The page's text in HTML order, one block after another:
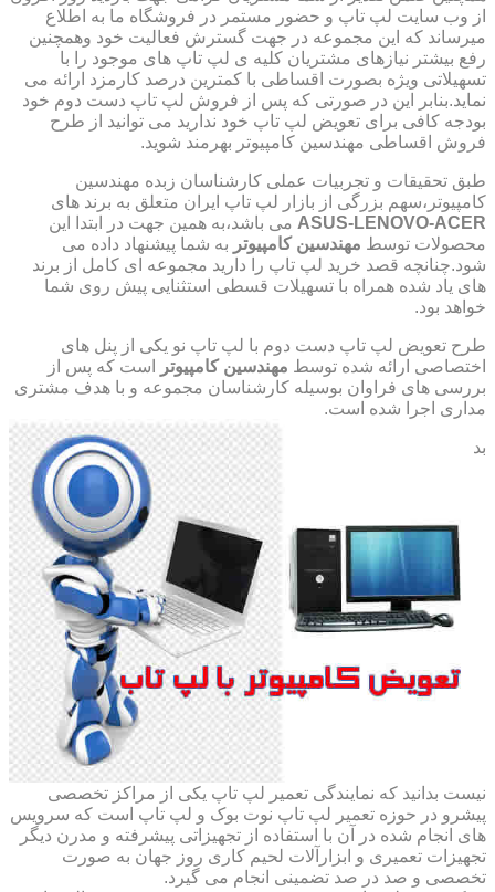
از وب سایت لپ تاپ و حضور مستمر در فروشگاه ما به اطلاع
میرساند که این مجموعه در جهت گسترش فعالیت خود وهمچنین
رفع بیشتر نیازهای مشتریان کلیه ی لپ تاپ های موجود را با
تسهیلاتی ویژه بصورت اقساطی با کمترین درصد کارمزد ارائه می
نماید.بنابر این در صورتی که پس از فروش لپ تاپ دست دوم خود
بودجه کافی برای تعویض لپ تاپ خود ندارید می توانید از طرح
فروش اقساطی مهندسین کامپیوتر بهرمند شوید.
طبق تحقیقات و تجربیات عملی کارشناسان زبده مهندسین
کامپیوتر،سهم بزرگی از بازار لپ تاپ ایران متعلق به برند های
ASUS-LENOVO-ACER می باشد،به همین جهت در ابتدا این
محصولات توسط مهندسین کامپیوتر به شما پیشنهاد داده می
شود.چنانچه قصد خرید لپ تاپ را دارید مجموعه ای کامل از برند
های یاد شده همراه با تسهیلات قسطی استثنایی پیش روی شما
خواهد بود.
طرح تعویض لپ تاپ دست دوم با لپ تاپ نو یکی از پنل های
اختصاصی ارائه شده توسط مهندسین کامپیوتر
است که پس از
بررسی های فراوان بوسیله کارشناسان مجموعه و با هدف مشتری
مداری اجرا شده است.
بد
نیست بدانید که نمایندگی تعمیر لپ تاپ یکی از مراکز تخصصی
پیشرو در حوزه تعمیر لپ تاپ نوت بوک و لپ تاپ است که سرویس
های انجام شده در آن با استفاده از تجهیزاتی پیشرفته و مدرن دیگر
تجهیزات تعمیری و ابزارآلات لحیم کاری روز جهان به صورت
تخصصی و صد در صد تضمینی انجام می گیرد.